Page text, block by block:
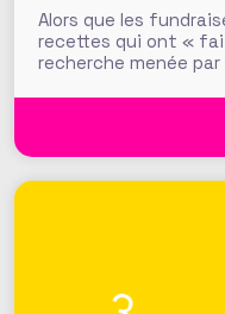
Alors que les
recettes qui ont «
recherche menée
question cruciale : la
générosité apporte-